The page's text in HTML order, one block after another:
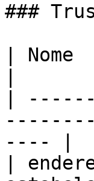
###
|
|
---- |
|